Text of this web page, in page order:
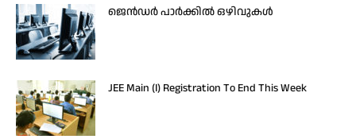
ജെൻഡർ പാർക്കിൽ ഒഴിവുകൾ
JEE Main (I) Registration To End This Week